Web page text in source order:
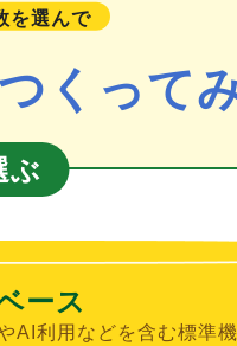
を選んで
くって
ぶ
ース
AI利用などを含む標準